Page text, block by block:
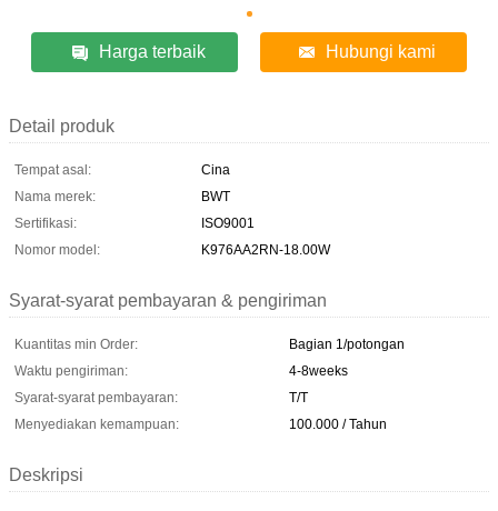
Harga terbaik Hubungi kami
Detail produk
Tempat asal:
Cina
Nama merek:
BWT
Sertifikasi:
ISO9001
Nomor model:
K976AA2RN-18.00W
Syarat-syarat pembayaran & pengiriman
Kuantitas min Order:
Bagian 1/potongan
Waktu pengiriman:
4-8weeks
Syarat-syarat pembayaran:
T/T
Menyediakan kemampuan:
100.000 / Tahun
Deskripsi